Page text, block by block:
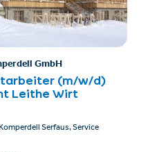
GmbH
(m/w/d)
Leithe Wirt
Serfaus, Service